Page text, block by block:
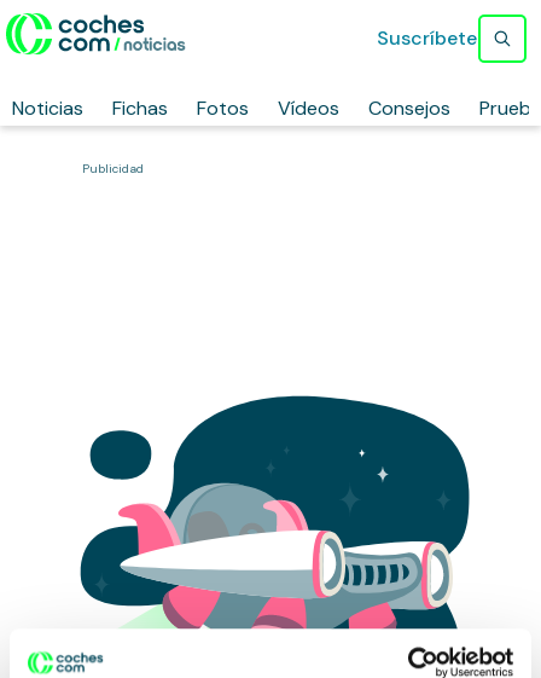
Noticias Fichas Fotos Vídeos Consejos
Suscríbete
Publicidad